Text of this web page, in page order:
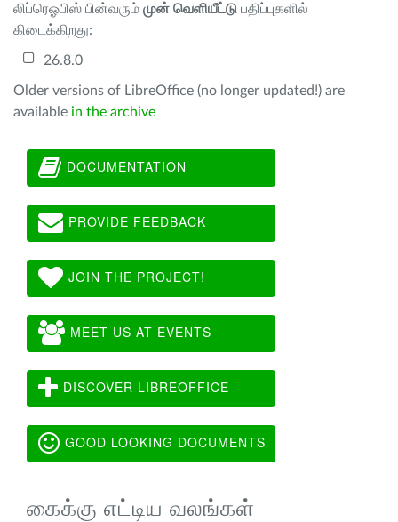
லிப்ரெஓபிஸ் பின்வரும் முன் வெளியீட்டு பதிப்புகளில்
கிடைக்கிறது:
26.8.0
Older versions of LibreOffice (no longer updated!) are
available in the archive
DOCUMENTATION
PROVIDE FEEDBACK
JOIN THE PROJECT!
MEET US AT EVENTS
DISCOVER LIBREOFFICE
GOOD LOOKING DOCUMENTS
கைக்கு எட்டிய வலங்கள்